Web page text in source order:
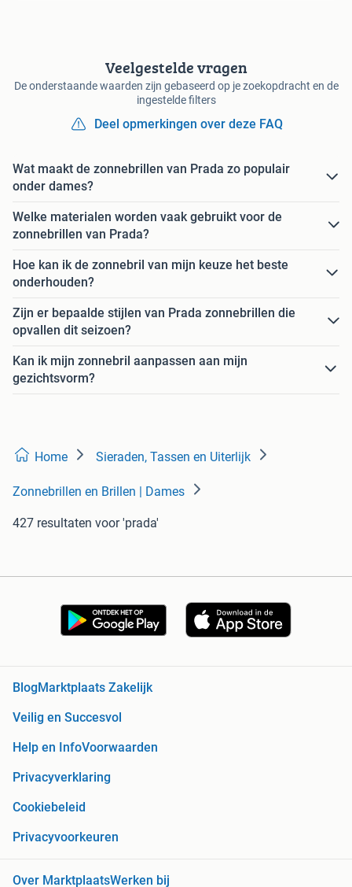
Veelgestelde vragen
De onderstaande waarden zijn gebaseerd op je zoekopdracht en de
ingestelde filters
Deel opmerkingen over deze FAQ
Wat maakt de zonnebrillen van Prada zo populair
onder dames?
Welke materialen worden vaak gebruikt voor de
zonnebrillen van Prada?
Hoe kan ik de zonnebril van mijn keuze het beste
onderhouden?
Zijn er bepaalde stijlen van Prada zonnebrillen die
opvallen dit seizoen?
Kan ik mijn zonnebril aanpassen aan mijn
gezichtsvorm?
Home Sieraden, Tassen en Uiterlijk
Zonnebrillen en Brillen | Dames
427 resultaten voor 'prada'
BlogMarktplaats Zakelijk
Veilig en Succesvol
Help en InfoVoorwaarden
Privacyverklaring
Cookiebeleid
Privacyvoorkeuren
Over MarktplaatsWerken bij